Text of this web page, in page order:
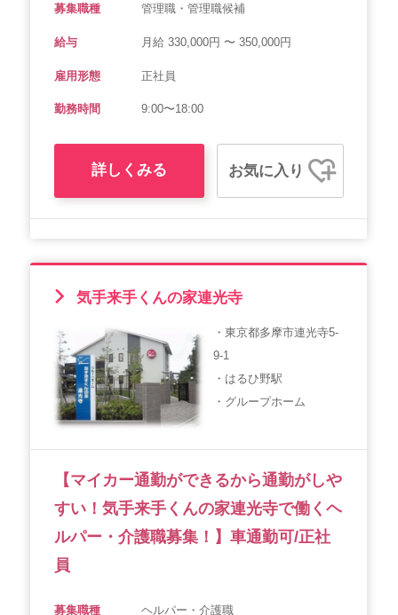
募集職種 管理職・管理職候補
給与 月給 330,000円 〜 350,000円
雇用形態 正社員
勤務時間 9:00〜18:00
詳しくみる お気に入り
気手来手くんの家連光寺
・東京都多摩市連光寺5-
9-1
・はるひ野駅
・グループホーム
【マイカー通勤ができるから通勤がしや
すい！気手来手くんの家連光寺で働くヘ
ルパー・介護職募集！】車通勤可/正社
員
募集職種 ヘルパー・介護職